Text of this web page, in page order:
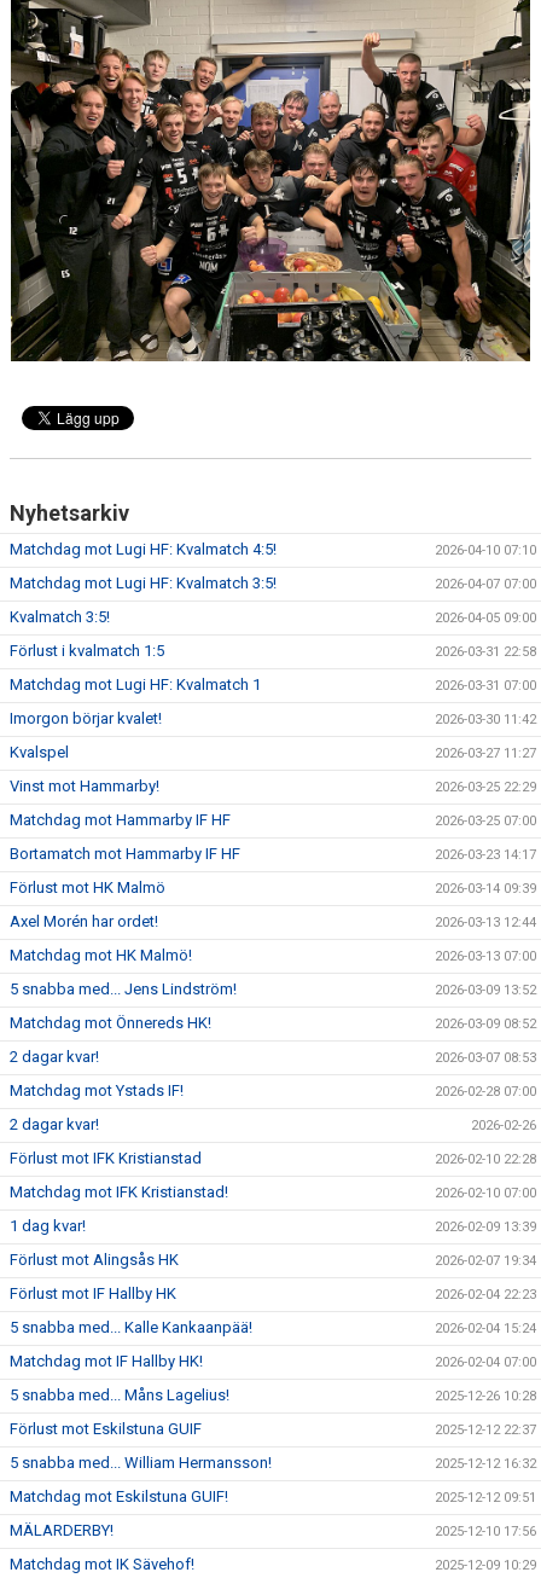
PARTNERS
KALENDER
KONTAKT
Nyhetsarkiv
Matchdag mot Lugi HF: Kvalmatch 4:5! 2026-04-10 07:10
Matchdag mot Lugi HF: Kvalmatch 3:5! 2026-04-07 07:00
Kvalmatch 3:5! 2026-04-05 09:00
Förlust i kvalmatch 1:5 2026-03-31 22:58
Matchdag mot Lugi HF: Kvalmatch 1 2026-03-31 07:00
Imorgon börjar kvalet! 2026-03-30 11:42
Kvalspel 2026-03-27 11:27
Vinst mot Hammarby! 2026-03-25 22:29
Matchdag mot Hammarby IF HF 2026-03-25 07:00
Bortamatch mot Hammarby IF HF 2026-03-23 14:17
Förlust mot HK Malmö 2026-03-14 09:39
Axel Morén har ordet! 2026-03-13 12:44
Matchdag mot HK Malmö! 2026-03-13 07:00
5 snabba med... Jens Lindström! 2026-03-09 13:52
Matchdag mot Önnereds HK! 2026-03-09 08:52
2 dagar kvar! 2026-03-07 08:53
Matchdag mot Ystads IF! 2026-02-28 07:00
2 dagar kvar! 2026-02-26
Förlust mot IFK Kristianstad 2026-02-10 22:28
Matchdag mot IFK Kristianstad! 2026-02-10 07:00
1 dag kvar! 2026-02-09 13:39
Förlust mot Alingsås HK 2026-02-07 19:34
Förlust mot IF Hallby HK 2026-02-04 22:23
5 snabba med... Kalle Kankaanpää! 2026-02-04 15:24
Matchdag mot IF Hallby HK! 2026-02-04 07:00
5 snabba med... Måns Lagelius! 2025-12-26 10:28
Förlust mot Eskilstuna GUIF 2025-12-12 22:37
5 snabba med... William Hermansson! 2025-12-12 16:32
Matchdag mot Eskilstuna GUIF! 2025-12-12 09:51
MÄLARDERBY! 2025-12-10 17:56
Matchdag mot IK Sävehof! 2025-12-09 10:29